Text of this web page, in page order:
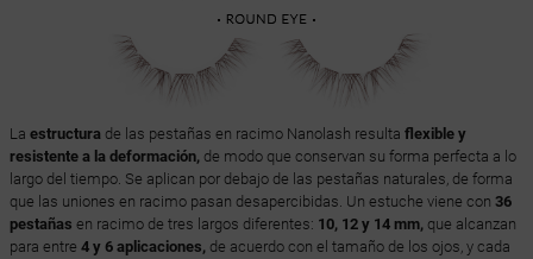
La estructurade las pestañas en racimo Nanolash resulta flexible y
resistente a la deformación,de modo que conservan su forma perfecta a lo
largo del tiempo. Se aplican por debajo de las pestañas naturales, de forma
que las uniones en racimo pasan desapercibidas. Un estuche viene con 36
pestañas en racimo de tres largos diferentes: 10, 12 y 14 mm,que alcanzan
para entre 4 y 6 aplicaciones,de acuerdo con el tamaño de los ojos, y cada